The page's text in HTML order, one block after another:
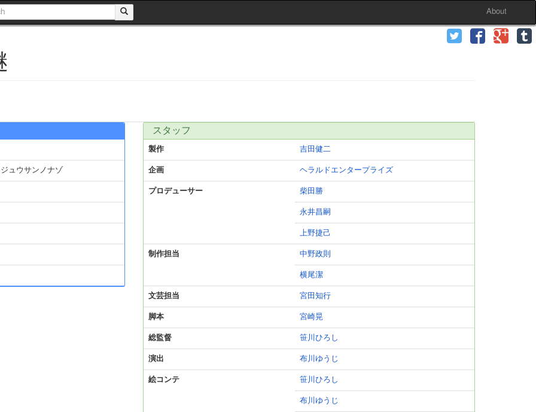
About
ュウサンノナゾ
スタッフ
製作 吉田健二
企画 ヘラルドエンタープライズ
プロデューサー 柴田勝
永井昌嗣
上野捷己
制作担当 中野政則
横尾潔
文芸担当 宮田知行
脚本 宮崎晃
総監督 笹川ひろし
演出 布川ゆうじ
絵コンテ 笹川ひろし
布川ゆうじ